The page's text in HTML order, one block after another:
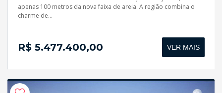
apenas 100 metros da nova faixa de areia. A região combina o
charme de...
R$ 5.477.400,00 VER MAIS